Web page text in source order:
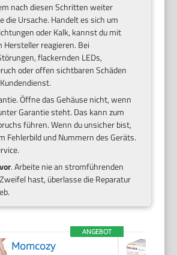
nach diesen Schritten weiter
die Ursache. Handelt es sich um
oder Kalk, kannst du mit
Hersteller reagieren. Bei
flackernden LEDs,
oder offen sichtbaren Schäden
Öffne das Gehäuse nicht, wenn
Garantie steht. Das kann zum
führen. Wenn du unsicher bist,
Fehlerbild und Nummern des Geräts.
. Arbeite nie an stromführenden
hast, überlasse die Reparatur
ANGEBOT
Momcozy